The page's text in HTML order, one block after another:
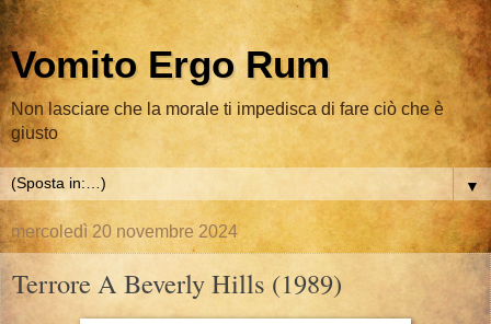
Vomito Ergo Rum
Non lasciare che la morale ti impedisca di fare ciò che è
giusto
▼
mercoledì 20 novembre 2024
Terrore A Beverly Hills (1989)